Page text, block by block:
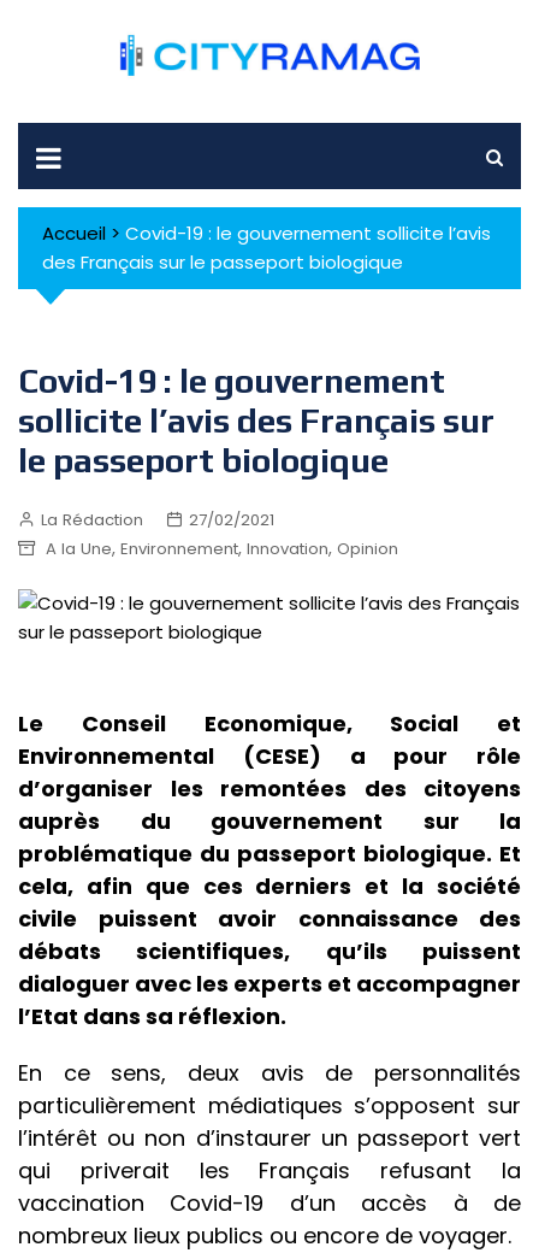
Accueil > Covid-19 : le gouvernement sollicite l’avis
des Français sur le passeport biologique
Covid-19 : le gouvernement
sollicite l’avis des Français sur
le passeport biologique
La Rédaction
27/02/2021
A la Une, Environnement, Innovation, Opinion
Le Conseil Economique, Social et
Environnemental (CESE) a pour rôle
d’organiser les remontées des citoyens
auprès du gouvernement sur la
problématique du passeport biologique. Et
cela, afin que ces derniers et la société
civile puissent avoir connaissance des
débats scientifiques, qu’ils puissent
dialoguer avec les experts et accompagner
l’Etat dans sa réflexion.
En ce sens, deux avis de personnalités
particulièrement médiatiques s’opposent sur
l’intérêt ou non d’instaurer un passeport vert
qui priverait les Français refusant la
vaccination Covid-19 d’un accès à de
nombreux lieux publics ou encore de voyager.